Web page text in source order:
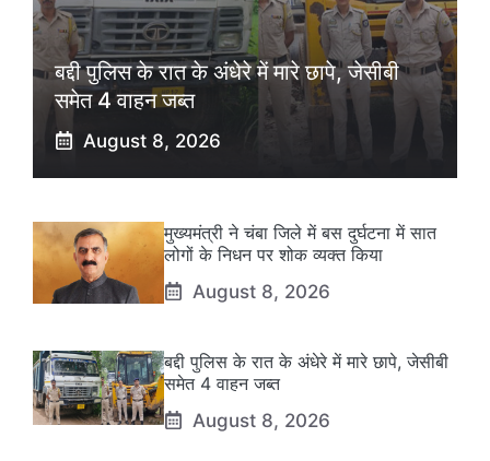
बद्दी पुलिस के रात के अंधेरे में मारे छापे, जेसीबी
समेत 4 वाहन जब्त
August 8, 2026
मुख्यमंत्री ने चंबा जिले में बस दुर्घटना में सात
लोगों के निधन पर शोक व्यक्त किया
August 8, 2026
बद्दी पुलिस के रात के अंधेरे में मारे छापे, जेसीबी
समेत 4 वाहन जब्त
August 8, 2026